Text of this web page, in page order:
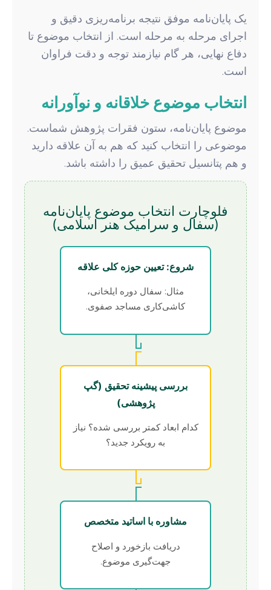
یک پایان‌نامه موفق نتیجه برنامه‌ریزی دقیق و
اجرای مرحله به مرحله است. از انتخاب موضوع تا
دفاع نهایی، هر گام نیازمند توجه و دقت فراوان
است.
انتخاب موضوع خلاقانه و نوآورانه
موضوع پایان‌نامه، ستون فقرات پژوهش شماست.
موضوعی را انتخاب کنید که هم به آن علاقه دارید
و هم پتانسیل تحقیق عمیق را داشته باشد.
فلوچارت انتخاب موضوع پایان‌نامه
(سفال و سرامیک هنر اسلامی)
شروع: تعیین حوزه کلی علاقه
مثال: سفال دوره ایلخانی،
کاشی‌کاری مساجد صفوی.
بررسی پیشینه تحقیق (گپ
پژوهشی)
کدام ابعاد کمتر بررسی شده؟ نیاز
به رویکرد جدید؟
مشاوره با اساتید متخصص
دریافت بازخورد و اصلاح
جهت‌گیری موضوع.